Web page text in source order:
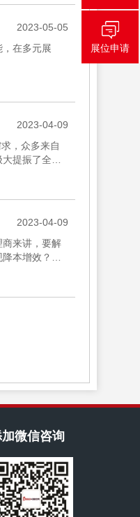
2023-05-05
在多元展
2023-04-09
，众多来自
提振了全行
2023-04-09
来讲，要解
本增效？对
微信咨询
展位申请